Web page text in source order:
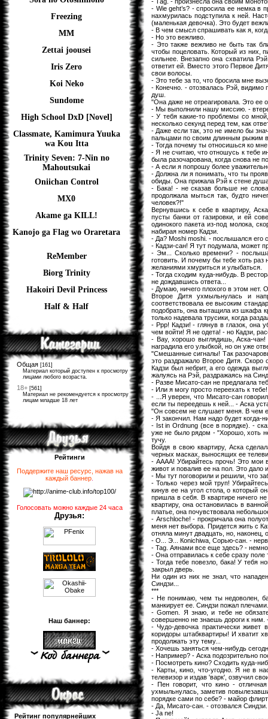
Freezing
ММ
Zettai joousei
Iris Zero
Koi Neko
Sundome
High School DxD [Novel]
Classmate, Kamimura Yuuka
wa Kou Itta
Trinity Seven: 7-Nin no
Mahoutsukai
Oniichan Control
MX0
Akame ga KILL!
Kanojo ga Flag wo Oraretara
ReMember
Biorg Trinity
Hakoiri Devil Princess
Half & Half
Общая [161]
Материал который доступен к просмотру
лицами любого возраста.
18+ [561]
Материал не рекомендуется к просмотру
лицам младше 18 лет
Рейтинги
Поддержите наш ресурс, нажав на
каждый баннер
Голосовать можно каждые 24 часа
Друзья:
Наш баннер:
Рейтинг популярнейших
- Wie geht’s? - спросила ее немка в
нахмурилась подступила к ней.
(маленькая девочка). Это будет
- В чем смысл спрашивать как я,
- Но это вежливо.
- Это также вежливо не быть так
чтобы поцеловать. Который из них,
сильнее. Внезапно она схватила
ответит ей. Вместо этого Первое
свои волосы.
- Это тебе за то, что бросила мне
- Конечно. - отозвалась Рэй, видимо
душ.
"Она даже не отреагировала. Это ее
- Мы выполнили нашу миссию. -
- У тебя какие-то проблемы со
несколько секунд перед тем, как
- Даже если так, это не имело бы
пальцами по своим длинным рыжим
- Тогда почему ты относишься ко
- Я не считаю, что отношусь к тебе
была разочарована, когда снова не
- А если я попрошу более
- Должна ли я понимать, что ты
обиды. Она прижала Рэй к стене
- Бака! - не сказав больше не
продолжала мыться так, будто
человек?!"
Вернувшись к себе в квартиру,
пусты банки от газировки, и ей
одинокого пакета из-под молока,
набирая номер Кадзи.
- Да? Moshi moshi. - послышался его
- Кадзи-сан! Я тут подумала, может
- Эм... Сколько времени? -
готовить. И почему бы тебе хоть
желаниями хмуриться и улыбаться.
- Тогда сходим куда-нибудь. В
не дождавшись ответа...
- Думаю, ничего плохого в этом нет.
Второе Дитя ухмыльнулась и
соответствовала ее высоким
подобрать, она вытащила из шкафа
только надевала трусики, когда
- Ррр! Кадзи! - глянув в глазок, она
чем войти! Я не одета! - но Кадзи,
- Вау, хорошо выглядишь, Аска-
наградила его улыбкой, но он уже
"Смешанные сигналы! Так
это раздражало Второе Дитя. Скоро
Кадзи был небрит, а его одежда
жалуясь на Рэй, раздражаясь на
- Разве Мисато-сан не предлагала
- Или я могу просто переехать к
- ...Я уверен, что Мисато-сан
если ты переедешь к ней... - Аска
"Он совсем не слушает меня. В чем
- Я закончил. Нам надо будет когда-
- Ist in Ordnung (все в порядке). -
уже не было рядом - "Хорошо, хоть
тучу.
Войдя в свою квартиру, Аска
черных масках, выносящих ее
- АААА! Убирайтесь прочь! Это мои
живот и повалив ее на пол. Это дало
- Мы тут поговорили и решили, что
- Только через мой труп!
кинув ее на угол стола, о который
пришла в себя. В квартире ничего
квартиру, она остановилась в
платье, она почувствовала
- Arschloche! - прокричала она
меня нет выбора. Придется жить с
отняла минут двадцать, но,
- О... Э... Кonichiwa, Сорью-сан. -
- Tag. Аянами все еще здесь? -
- Она отправилась к себе сразу
- Тогда тебе повезло, бака! У тебя
закрыл дверь.
Ни один из них не знал, что
Синдзи...
***
- Не понимаю, чем ты недоволен,
манкирует ее. Синдзи пожал плечами.
- Gomen. Я знаю, и тебе не
совершенно не знаешь дороги к ним.
- Чудо-девочка практически
коридоры штабквартиры! И хватит
продолжать эту тему...
- Хочешь заняться чем-нибудь
- Например? - Аска подозрительно
- Посмотреть кино? Сходить куда-
- Карты, кино, что-угодно. Я не в
телевизор и издав 'варк', озвучил
- Пен говорит, что кино -
ухмыльнулась, заметив
порядке сами по себе? - майор
- Да, Мисато-сан. - отозвался
- Ja ne!